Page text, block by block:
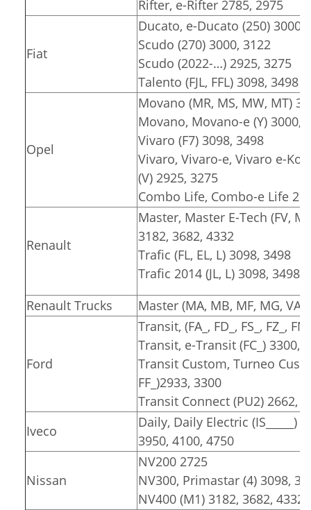
Rifter, e-Rifter 2785, 2975
Fiat
Ducato, e-Ducato (250) 3000,
Scudo (270) 3000, 3122
Scudo (2022-…) 2925, 3275
Talento (FJL, FFL) 3098, 3498
Opel
Movano (MR, MS, MW, MT)
Movano, Movano-e (Y) 3000,
Vivaro (F7) 3098, 3498
Vivaro, Vivaro-e, Vivaro e-
(V) 2925, 3275
Combo Life, Combo-e Life
Renault
Master, Master E-Tech (FV,
3182, 3682, 4332
Trafic (FL, EL, L) 3098, 3498
Trafic 2014 (JL, L) 3098, 3498
Renault Trucks
Master (MA, MB, MF, MG, VA,
Ford
Transit, (FA_, FD_, FS_, FZ_,
Transit, e-Transit (FC_) 3300,
Transit Custom, Turneo
FF_)2933, 3300
Transit Connect (PU2) 2662,
Iveco
Daily, Daily Electric (IS_____)
3950, 4100, 4750
Nissan
NV200 2725
NV300, Primastar (4) 3098,
NV400 (M1) 3182, 3682, 4332